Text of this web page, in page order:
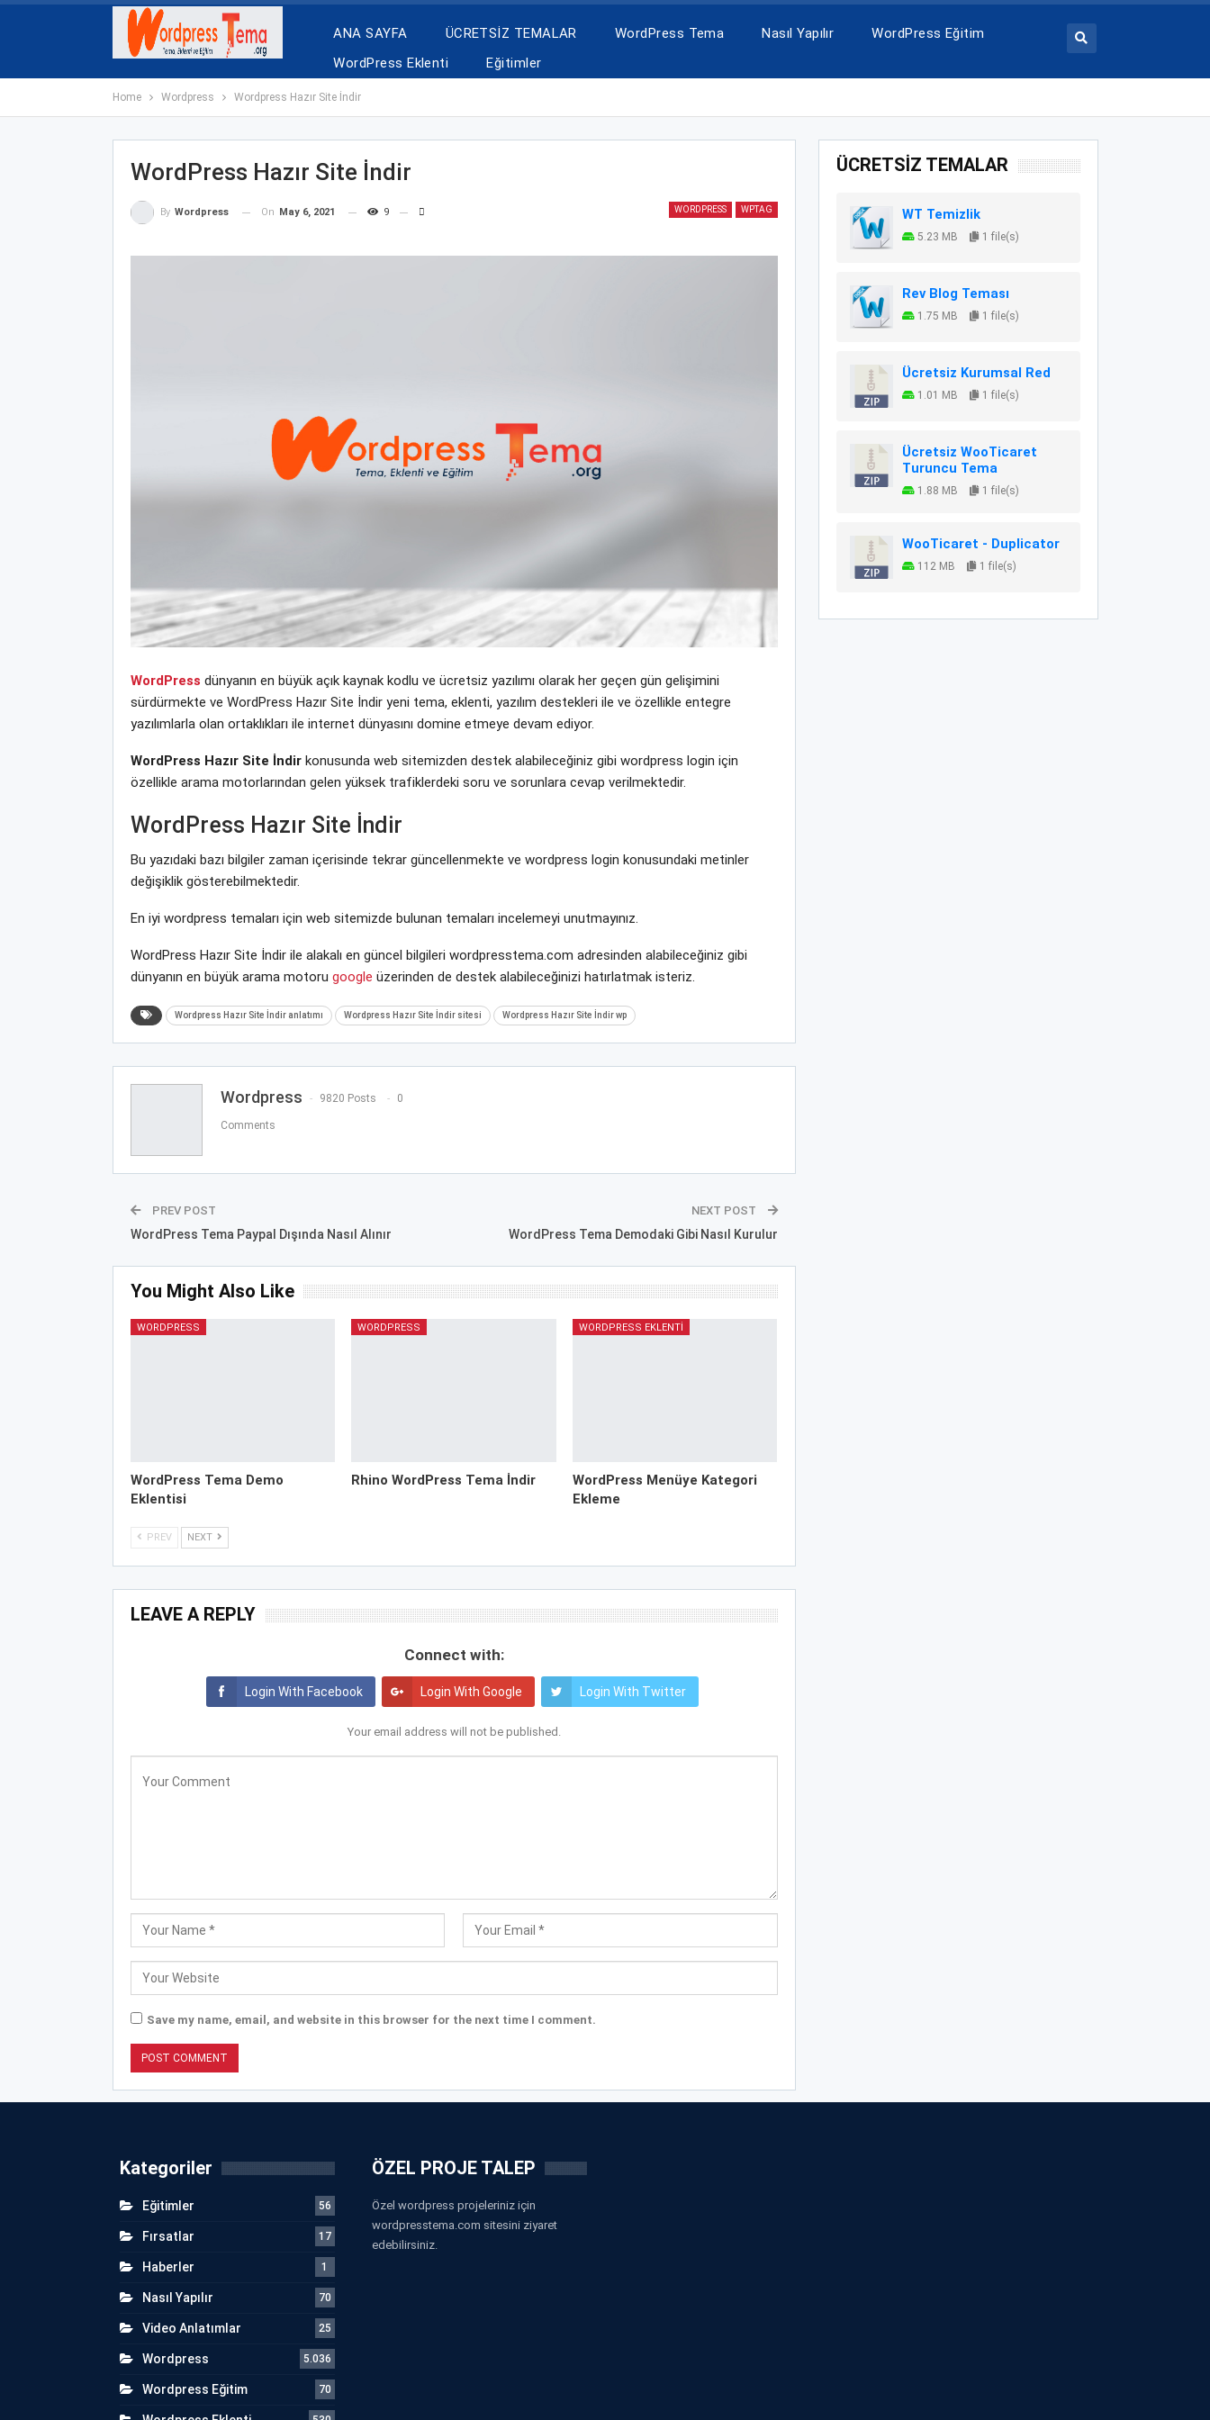
ANA SAYFA ÜCRETSİZ TEMALAR WordPress Tema Nasıl Yapılır
WordPress Eğitim
WordPress Eklenti
Eğitimler
Home Wordpress Wordpress Hazır Site İndir
WordPress Hazır Site İndir
WORDPRESS WPTAG
By Wordpress On May 6, 2021 9
WordPress dünyanın en büyük açık kaynak kodlu ve ücretsiz yazılımı olarak her geçen gün gelişimini
sürdürmekte ve WordPress Hazır Site İndir yeni tema, eklenti, yazılım destekleri ile ve özellikle entegre
yazılımlarla olan ortaklıkları ile internet dünyasını domine etmeye devam ediyor.
WordPress Hazır Site İndirkonusunda web sitemizden destek alabileceğiniz gibi wordpress login için
özellikle arama motorlarından gelen yüksek trafiklerdeki soru ve sorunlara cevap verilmektedir.
WordPress Hazır Site İndir
Bu yazıdaki bazı bilgiler zaman içerisinde tekrar güncellenmekte ve wordpress login konusundaki metinler
değişiklik gösterebilmektedir.
En iyi wordpress temaları için web sitemizde bulunan temaları incelemeyi unutmayınız.
WordPress Hazır Site İndir ile alakalı en güncel bilgileri wordpresstema.com adresinden alabileceğiniz gibi
dünyanın en büyük arama motoru google üzerinden de destek alabileceğinizi hatırlatmak isteriz.
Wordpress Hazır Site İndir anlatımı Wordpress Hazır Site İndir sitesi Wordpress Hazır Site İndir wp
Wordpress 9820 Posts 0
Comments
PREV POST
WordPress Tema Paypal Dışında Nasıl Alınır
NEXT POST
WordPress Tema Demodaki Gibi Nasıl Kurulur
You Might Also Like
WORDPRESS
WordPress Tema Demo
Eklentisi
WORDPRESS
Rhino WordPress Tema İndir
WORDPRESS EKLENTI
WordPress Menüye Kategori
Ekleme
PREV NEXT
LEAVE A REPLY
Connect with:
Login With Facebook Login With Google Login With Twitter
Your email address will not be published.
Save my name, email, and website in this browser for the next time I comment.
ÜCRETSİZ TEMALAR
WT Temizlik
5.23 MB 1 file(s)
Rev Blog Teması
1.75 MB 1 file(s)
Ücretsiz Kurumsal Red
1.01 MB 1 file(s)
Ücretsiz WooTicaret
Turuncu Tema
1.88 MB 1 file(s)
WooTicaret - Duplicator
112 MB 1 file(s)
Kategoriler
Eğitimler 56
Fırsatlar 17
Haberler 1
Nasıl Yapılır 70
Video Anlatımlar 25
Wordpress 5.036
Wordpress Eğitim 70
ÖZEL PROJE TALEP
Özel wordpress projeleriniz için
wordpresstema.com sitesini ziyaret
edebilirsiniz.